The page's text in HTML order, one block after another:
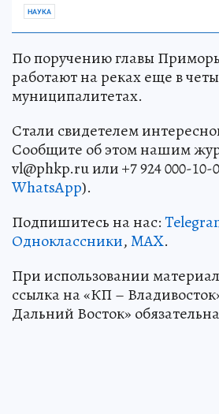
НАУКА
По поручению главы
работают на реках еще в
муниципалитетах.
Стали свидетелем
Сообщите об этом нашим
vl@phkp.ru или +7 924 000-10-
WhatsApp).
Подпишитесь на нас:
Одноклассники,MAX.
При использовании
ссылка на «КП –
Дальний Восток»